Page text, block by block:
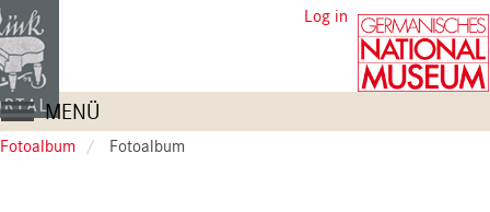
Skip
to
main
content
User
account
menu
Log in
Main
navigation
MENÜ
Fotoalbum Fotoalbum